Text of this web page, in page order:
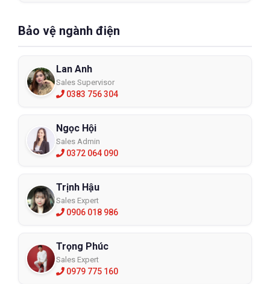
Bảo vệ ngành điện
Lan Anh
Sales Supervisor
0383 756 304
Ngọc Hội
Sales Admin
0372 064 090
Trịnh Hậu
Sales Expert
0906 018 986
Trọng Phúc
Sales Expert
0979 775 160